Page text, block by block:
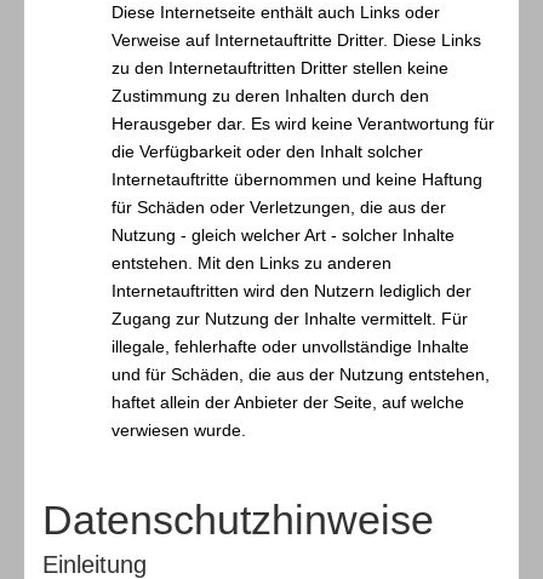
Diese Internetseite enthält auch Links oder
Verweise auf Internetauftritte Dritter. Diese Links
zu den Internetauftritten Dritter stellen keine
Zustimmung zu deren Inhalten durch den
Herausgeber dar. Es wird keine Verantwortung für
die Verfügbarkeit oder den Inhalt solcher
Internetauftritte übernommen und keine Haftung
für Schäden oder Verletzungen, die aus der
Nutzung - gleich welcher Art - solcher Inhalte
entstehen. Mit den Links zu anderen
Internetauftritten wird den Nutzern lediglich der
Zugang zur Nutzung der Inhalte vermittelt. Für
illegale, fehlerhafte oder unvollständige Inhalte
und für Schäden, die aus der Nutzung entstehen,
haftet allein der Anbieter der Seite, auf welche
verwiesen wurde.
Datenschutzhinweise
Einleitung